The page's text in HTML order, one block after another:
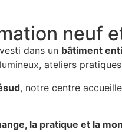
neuf
dans un bâtiment
ateliers
, notre centre
la pratique et la